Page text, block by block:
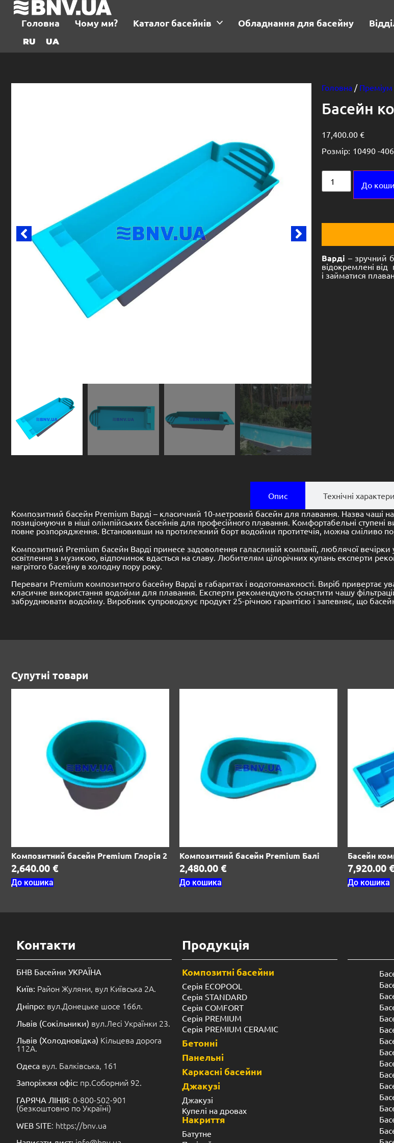
Головна Чому ми? Каталог басейнів Обладнання для басейну
RU UA
Головна /
Басейн
17,400.00€
Розмір: 10490 -
До
Варді – зручний
відокремлені
і займатися
Опис
Технічні
Композитний басейн Premium Варді – класичний 10-метровий басейн для плавання. Назва чаші на
позиціонуючи в ніші олімпійських басейнів для професійного плавання. Комфортабельні ступені
повне розпорядження. Встановивши на протилежний борт водойми протитечія, можна сміливо
Композитний Premium басейн Варді принесе задоволення галасливій компанії, люблячої
освітлення з музикою, відпочинок вдасться на славу. Любителям цілорічних купань експерти
нагрітого басейну в холодну пору року.
Переваги Premium композитного басейну Варді в габаритах і водотоннажності. Виріб привертає
класичне використання водойми для плавання. Експерти рекомендують оснастити чашу
забруднювати водойму. Виробник супроводжує продукт 25-річною гарантією і запевняє, що
Супутні товари
Композитний басейн Premium Глорія 2
2,640.00 €
До кошика
Композитний басейн Premium Балі
2,480.00 €
До кошика
Басейн
7,920.00 €
До кошика
Контакти
БНВ Басейни УКРАЇНА
Київ: Район Жуляни, вул Київська 2А.
Дніпро: вул.Донецьке шосе 166л.
Львів (Сокільники) вул.Лесі Українки 23.
Львів (Холодновідка) Кільцева дорога
112А.
Одеса вул. Балківська, 161
Запоріжжя офіс: пр.Соборний 92.
ГАРЯЧА ЛІНІЯ: 0-800-502-901
(безкоштовно по Україні)
WEB SITE: https://bnv.ua
Продукція
Композитні басейни
Серія ECOPOOL
Серія STANDARD
Серія COMFORT
Серія PREMIUM
Серія PREMIUM CERAMIC
Бетонні
Панельні
Каркасні басейни
Джакузі
Джакузі
Купелі на дровах
Накриття
Батутне